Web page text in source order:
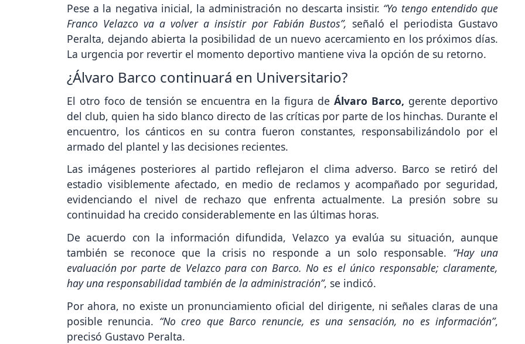
Pese a la negativa inicial, la administración no descarta insistir. “Yo tengo entendido que
Franco Velazco va a volver a insistir por Fabián Bustos”, señaló el periodista Gustavo
Peralta, dejando abierta la posibilidad de un nuevo acercamiento en los próximos días.
La urgencia por revertir el momento deportivo mantiene viva la opción de su retorno.
¿Álvaro Barco continuará en Universitario?
El otro foco de tensión se encuentra en la figura de Álvaro Barco, gerente deportivo
del club, quien ha sido blanco directo de las críticas por parte de los hinchas. Durante el
encuentro, los cánticos en su contra fueron constantes, responsabilizándolo por el
armado del plantel y las decisiones recientes.
Las imágenes posteriores al partido reflejaron el clima adverso. Barco se retiró del
estadio visiblemente afectado, en medio de reclamos y acompañado por seguridad,
evidenciando el nivel de rechazo que enfrenta actualmente. La presión sobre su
continuidad ha crecido considerablemente en las últimas horas.
De acuerdo con la información difundida, Velazco ya evalúa su situación, aunque
también se reconoce que la crisis no responde a un solo responsable. “Hay una
evaluación por parte de Velazco para con Barco. No es el único responsable; claramente,
hay una responsabilidad también de la administración”, se indicó.
Por ahora, no existe un pronunciamiento oficial del dirigente, ni señales claras de una
posible renuncia. “No creo que Barco renuncie, es una sensación, no es información”,
precisó Gustavo Peralta.